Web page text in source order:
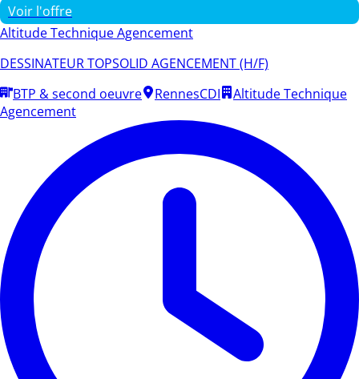
Voir l'offre
Altitude Technique Agencement
DESSINATEUR TOPSOLID AGENCEMENT (H/F)
BTP & second oeuvre
RennesCDI
Altitude Technique
Agencement